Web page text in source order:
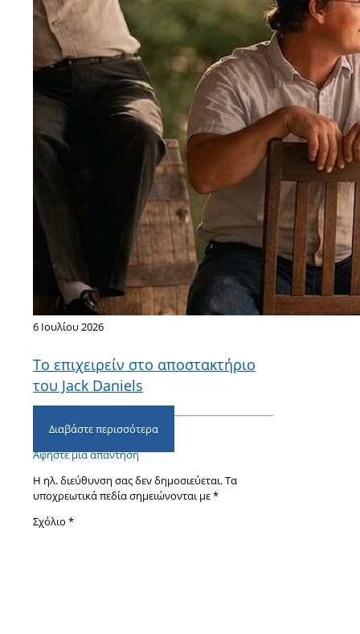
6 Ιουλίου 2026
Το επιχειρείν στο αποστακτήριο
του Jack Daniels
Διαβάστε περισσότερα
Αφήστε μια απάντηση
Η ηλ. διεύθυνση σας δεν δημοσιεύεται.Τα
υποχρεωτικά πεδία σημειώνονται με*
Σχόλιο *